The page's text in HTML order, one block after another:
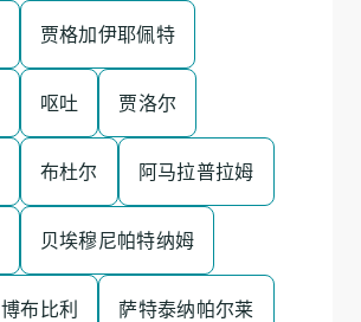
贾格加伊耶佩特
呕吐 贾洛尔
布杜尔 阿马拉普拉姆
贝埃穆尼帕特纳姆
博布比利 萨特泰纳帕尔莱